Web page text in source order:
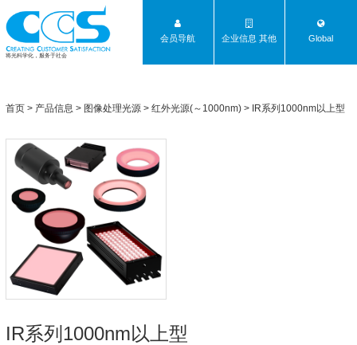
将光科学化，服务于社会
会员导航 企业信息 其他 Global
首页 > 产品信息 > 图像处理光源 > 红外光源(～1000nm) > IR系列1000nm以上型
IR系列1000nm以上型